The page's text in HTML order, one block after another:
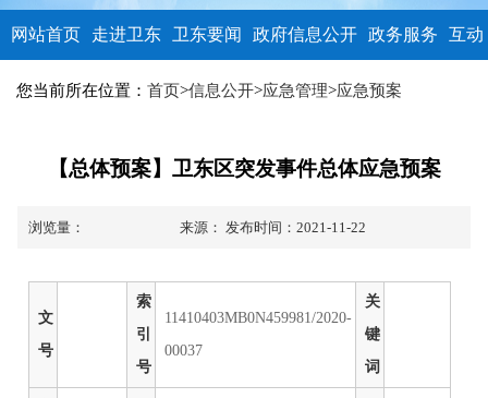
网站首页 走进卫东 卫东要闻 政府信息公开 政务服务 互动
您当前所在位置： 首页>信息公开>应急管理>应急预案
【总体预案】卫东区突发事件总体应急预案
来源： 发布时间：2021-11-22
浏览量：
文
号
索
引
号
11410403MB0N459981/2020-
00037
关
键
词